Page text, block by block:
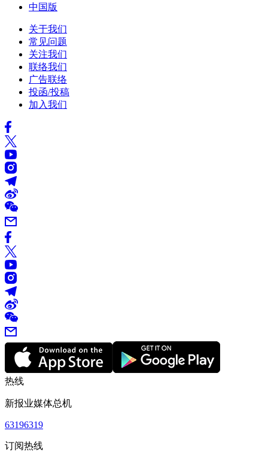
中国版
关于我们
常见问题
关注我们
联络我们
广告联络
投函/投稿
加入我们
热线
新报业媒体总机
63196319
订阅热线